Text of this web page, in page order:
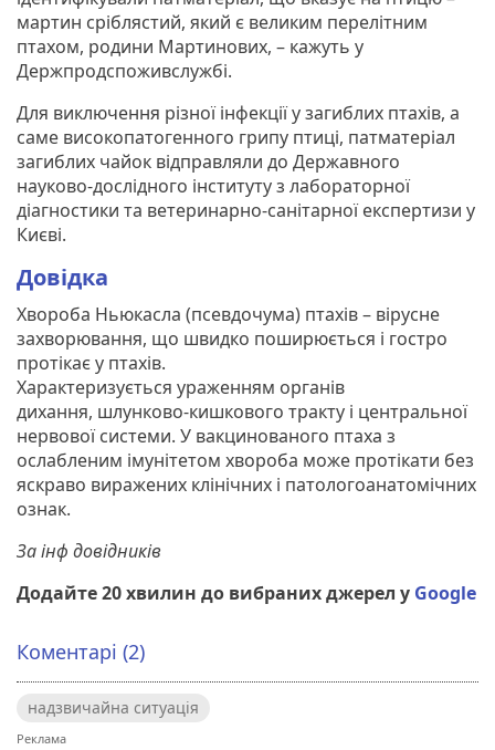
мартин сріблястий, який є великим перелітним
птахом, родини Мартинових, – кажуть у
Держпродспоживслужбі.
Для виключення різної інфекції у загиблих птахів, а
саме високопатогенного грипу птиці, патматеріал
загиблих чайок відправляли до Державного
науково-дослідного інституту з лабораторної
діагностики та ветеринарно-санітарної експертизи у
Києві.
Довідка
Хвороба Ньюкасла (псевдочума) птахів – вірусне
захворювання, що швидко поширюється і гостро
протікає у птахів.
Характеризується ураженням органів
дихання, шлунково-кишкового тракту і центральної
нервової системи. У вакцинованого птаха з
ослабленим імунітетом хвороба може протікати без
яскраво виражених клінічних і патологоанатомічних
ознак.
За інф довідників
Додайте 20 хвилин до вибраних джерел у Google
Коментарі (2)
надзвичайна ситуація